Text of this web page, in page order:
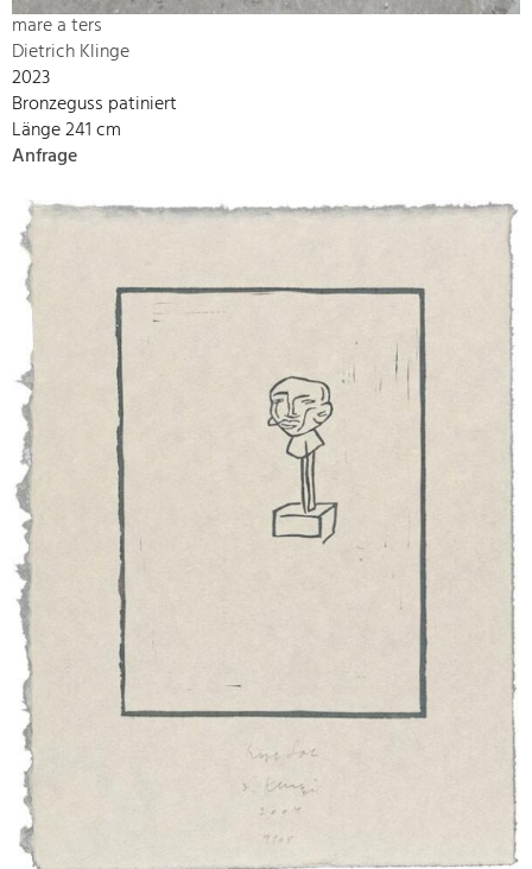
mare a ters
Dietrich Klinge
2023
Bronzeguss patiniert
Länge 241 cm
Anfrage